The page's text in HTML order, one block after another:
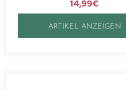
14,99€
ARTIKEL ANZEIGEN